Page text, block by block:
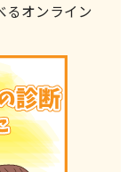
るオンライン